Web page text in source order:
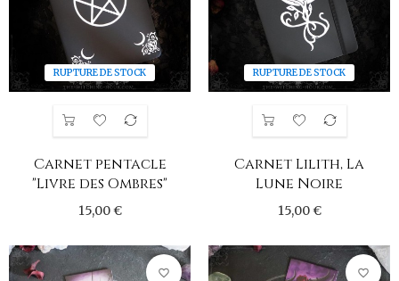
RUPTURE DE STOCK
Carnet pentacle
"Livre des Ombres"
15,00 €
RUPTURE DE STOCK
Carnet Lilith, La
Lune Noire
15,00 €
favorite_border favorite_border